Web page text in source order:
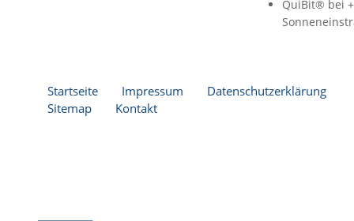
QuiBit® bei
Startseite Impressum
Datenschutzerklärung
Sitemap
Kontakt